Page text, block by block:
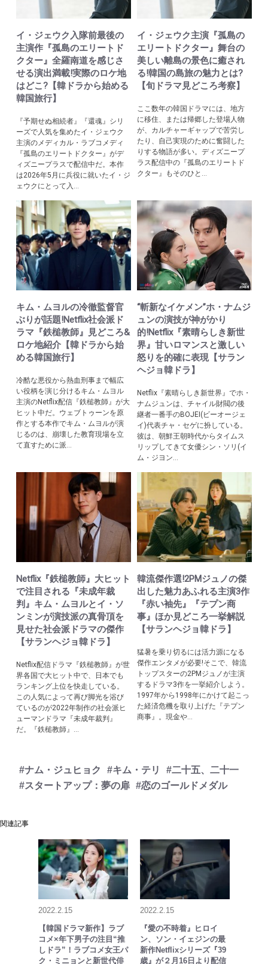
イ・ジェウク入隊前最後の
主演作『孤島のエリートド
クター』全羅南道を感じさ
せる演出満載!実際のロケ地
はどこ?【韓ドラから始める
韓国旅行】
『予期せぬ相続者』『還魂』シリ
ーズで人気を集めたイ・ジェウク
主演のメディカル・ラブコメディ
『孤島のエリートドクター』がデ
ィズニープラスで配信中だ。本作
は2026年5月に兵役に就いたイ・ジ
ェウクにとって入...
イ・ジェウク主演『孤島の
エリートドクター』舞台の
美しい離島の景色に癒され
る!韓国の島旅の魅力とは?
【旬ドラマ見どころ考察】
ここ数年の韓国ドラマには、地方
に移住、または帰郷した登場人物
が、カルチャーギャップで苦労し
たり、自己実現のために奮闘した
りする物語が多い。ディズニープ
ラス配信中の『孤島のエリートド
クター』もそのひと...
キム・ムヨルの冷徹監督官
ぶりが話題!Netflix社会派ド
ラマ『鉄槌教師』見どころ&
ロケ地紹介【韓ドラから始
める韓国旅行】
冷酷な悪役から熱血刑事まで幅広
い役柄を演じ分けるキム・ムヨル
主演のNetflix配信『鉄槌教師』が大
ヒット中だ。ウェブトゥーンを原
作とする本作でキム・ムヨルが演
じるのは、崩壊した教育現場を立
て直すために派...
“斬新なイケメン”ホ・ナムジ
ュンの演技が神がかり
的!Netflix『素晴らしき新世
界』甘いロマンスと激しい
怒りを的確に表現【サラン
ヘジョ韓ドラ】
Netflix『素晴らしき新世界』でホ・
ナムジュンは、チャイル財閥の後
継者一番手のBOJEI(ビーオージェ
イ)代表チャ・セゲに扮している。
彼は、朝鮮王朝時代からタイムス
リップしてきて女優シン・ソリ(イ
ム・ジヨン...
Netflix『鉄槌教師』大ヒット
で注目される『未成年裁
判』キム・ムヨルとイ・ソ
ンミンが演技派の真骨頂を
見せた社会派ドラマの傑作
【サランヘジョ韓ドラ】
Netflix配信ドラマ『鉄槌教師』が世
界各国で大ヒット中で、日本でも
ランキング上位を快走している。
この人気によって再び脚光を浴び
ているのが2022年制作の社会派ヒ
ューマンドラマ『未成年裁判』
だ。『鉄槌教師』...
韓流傑作選!2PMジュノの傑
出した魅力あふれる主演3作
『赤い袖先』『テプン商
事』ほか見どころ一挙解説
【サランヘジョ韓ドラ】
猛暑を乗り切るには活力源になる
傑作エンタメが必要!そこで、韓流
トップスターの2PMジュノが主演
するドラマ3作を一挙紹介しよう。
1997年から1998年にかけて起こっ
た経済危機を取り上げた『テプン
商事』。現金や...
#ナム・ジュヒョク #キム・テリ
#二十五、二十一
#スタートアップ：夢の扉 #恋のゴールドメダル
関連記事
2022.2.15
【韓国ドラマ新作】ラブ
コメ×年下男子の注目“推
しドラ”！ラブコメ女王パ
ク・ミニョンと新世代俳
2022.2.15
『愛の不時着』ヒロイ
ン、ソン・イェジンの最
新作Netflixシリーズ『39
歳』が２月16日より配信